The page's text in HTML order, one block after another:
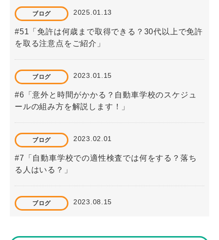
ブログ 2025.01.13
#51「免許は何歳まで取得できる？30代以上で免許
を取る注意点をご紹介」
ブログ 2023.01.15
#6「意外と時間がかかる？自動車学校のスケジュ
ールの組み方を解説します！」
ブログ 2023.02.01
#7「自動車学校での適性検査では何をする？落ち
る人はいる？」
ブログ 2023.08.15